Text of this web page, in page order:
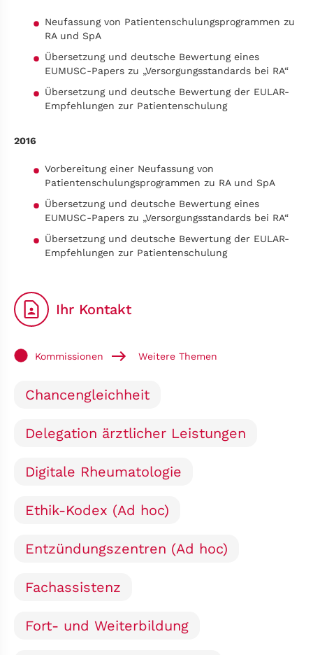
Neufassung von Patientenschulungsprogrammen zu
RA und SpA
Übersetzung und deutsche Bewertung eines
EUMUSC-Papers zu „Versorgungsstandards bei RA“
Übersetzung und deutsche Bewertung der EULAR-
Empfehlungen zur Patientenschulung
2016
Vorbereitung einer Neufassung von
Patientenschulungsprogrammen zu RA und SpA
Übersetzung und deutsche Bewertung eines
EUMUSC-Papers zu „Versorgungsstandards bei RA“
Übersetzung und deutsche Bewertung der EULAR-
Empfehlungen zur Patientenschulung
Ihr Kontakt
Kommissionen Weitere Themen
Chancengleichheit
Delegation ärztlicher Leistungen
Digitale Rheumatologie
Ethik-Kodex (Ad hoc)
Entzündungszentren (Ad hoc)
Fachassistenz
Fort- und Weiterbildung